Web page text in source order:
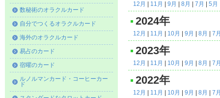
数秘術のオラクルカード
自分でつくるオラクルカード
海外のオラクルカード
易占のカード
宿曜のカード
ルノルマンカード・コーヒーカー
ド
12月 11月 9月 8月 7月 5月
2024年
12月 11月 10月 9月 8月 7
2023年
12月 11月 10月 9月 8月 7
2022年
12月 11月 10月 9月 8月 7